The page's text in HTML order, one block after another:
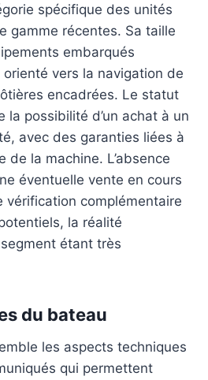
spécifique des unités
gamme récentes. Sa taille
embarqués
vers la navigation de
encadrées. Le statut
la possibilité d’un achat à un
avec des garanties liées à
de la machine. L’absence
éventuelle vente en cours
vérification complémentaire
la réalité
étant très
du bateau
les aspects techniques
qui permettent